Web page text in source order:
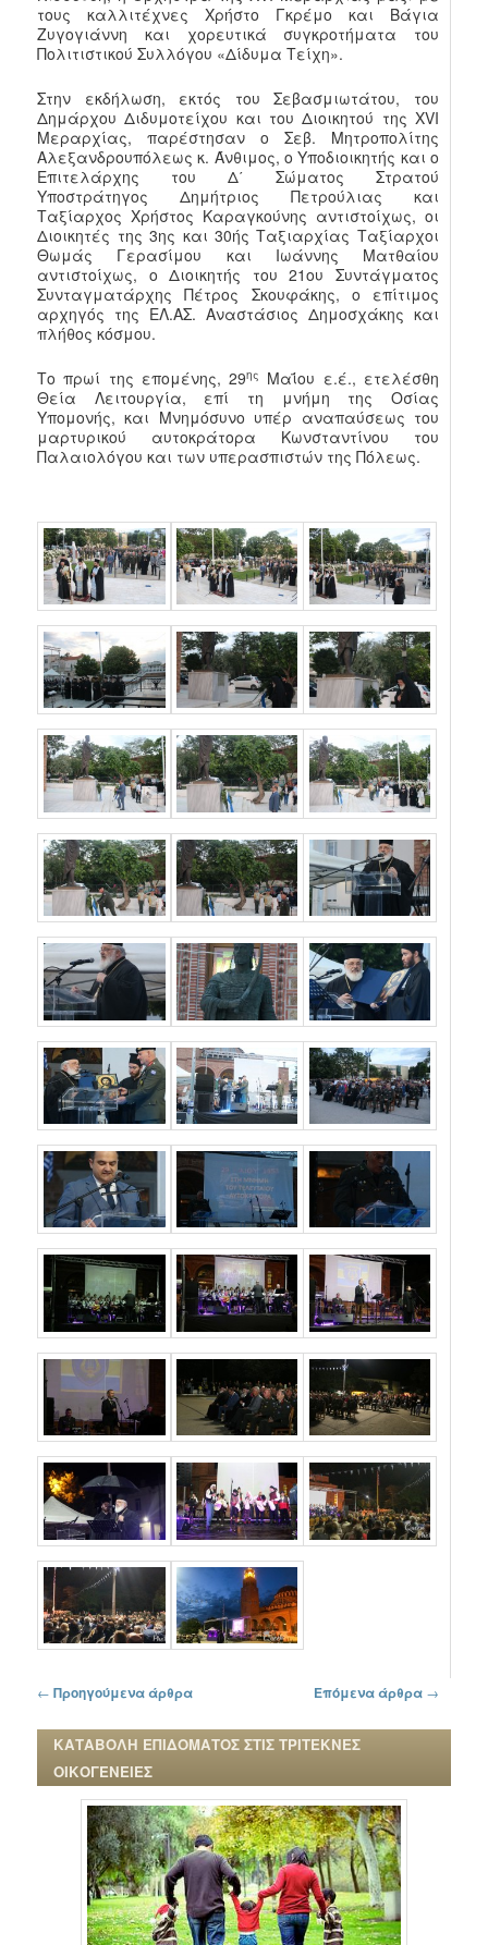
τους καλλιτέχνες Χρήστο Γκρέμο και Βάγια
Ζυγογιάννη και χορευτικά συγκροτήματα του
Πολιτιστικού Συλλόγου «Δίδυμα Τείχη».
Στην εκδήλωση, εκτός του Σεβασμιωτάτου, του
Δημάρχου Διδυμοτείχου και του Διοικητού της XVI
Μεραρχίας, παρέστησαν ο Σεβ. Μητροπολίτης
Αλεξανδρουπόλεως κ. Άνθιμος, ο Υποδιοικητής και ο
Επιτελάρχης του Δ΄ Σώματος Στρατού
Υποστράτηγος Δημήτριος Πετρούλιας και
Ταξίαρχος Χρήστος Καραγκούνης αντιστοίχως, οι
Διοικητές της 3ης και 30ής Ταξιαρχίας Ταξίαρχοι
Θωμάς Γερασίμου και Ιωάννης Ματθαίου
αντιστοίχως, ο Διοικητής του 21ου Συντάγματος
Συνταγματάρχης Πέτρος Σκουφάκης, ο επίτιμος
αρχηγός της ΕΛ.ΑΣ. Αναστάσιος Δημοσχάκης και
πλήθος κόσμου.
Το πρωί της επομένης, 29ης
Μαΐου ε.έ., ετελέσθη
Θεία Λειτουργία, επί τη μνήμη της Οσίας
Υπομονής, και Μνημόσυνο υπέρ αναπαύσεως του
μαρτυρικού αυτοκράτορα Κωνσταντίνου του
Παλαιολόγου και των υπερασπιστών της Πόλεως.
Πλοήγηση στα άρθρα
← Προηγούμενα άρθρα Επόμενα άρθρα →
ΚΑΤΑΒΟΛΗ ΕΠΙΔΟΜΑΤΟΣ ΣΤΙΣ ΤΡΙΤΕΚΝΕΣ
ΟΙΚΟΓΕΝΕΙΕΣ